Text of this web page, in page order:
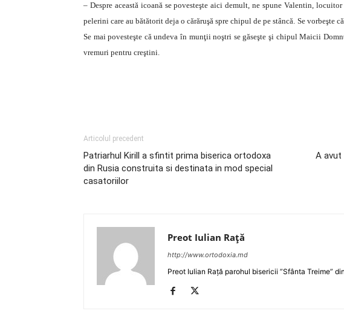
– Despre această icoană se povesteşte aici demult, ne spune Valentin,
pelerini care au bătătorit deja o cărăruşă spre chipul de pe stâncă. Se vorbeşte
Se mai povesteşte că undeva în munţii noştri se găseşte şi chipul Maicii
vremuri pentru creştini.
Articolul precedent
Patriarhul Kirill a sfintit prima biserica ortodoxa
din Rusia construita si destinata in mod special
casatoriilor
A avut
Preot Iulian Raţă
http://www.ortodoxia.md
Preot Iulian Rață parohul bisericii ”Sfânta Treime”